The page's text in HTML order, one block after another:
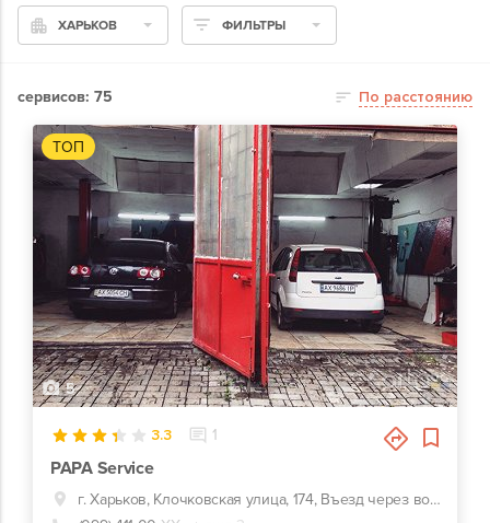
ХАРЬКОВ ФИЛЬТРЫ
сервисов: 75 По расстоянию
ТОП
5
3.3 1
PAPA Service
г. Харьков, Клочковская улица, 174, Въезд через ворота возле кафе "Первый Грузинский"